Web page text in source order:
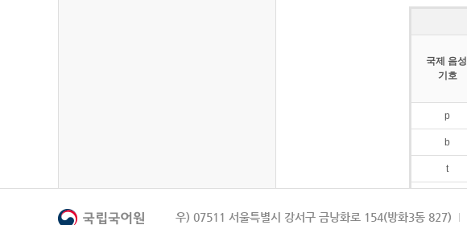
국제 음성
기호
p
b
t
k
우) 07511 서울특별시 강서구 금낭화로 154(방화3동 827)